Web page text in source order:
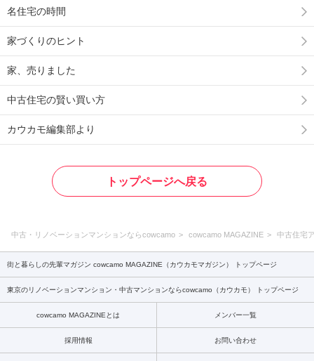
名住宅の時間
家づくりのヒント
家、売りました
中古住宅の賢い買い方
カウカモ編集部より
トップページへ戻る
中古・リノベーションマンションならcowcamo cowcamo MAGAZINE 中古住宅
街と暮らしの先輩マガジン cowcamo MAGAZINE（カウカモマガジン） トップページ
東京のリノベーションマンション・中古マンションならcowcamo（カウカモ） トップページ
cowcamo MAGAZINEとは メンバー一覧
採用情報 お問い合わせ